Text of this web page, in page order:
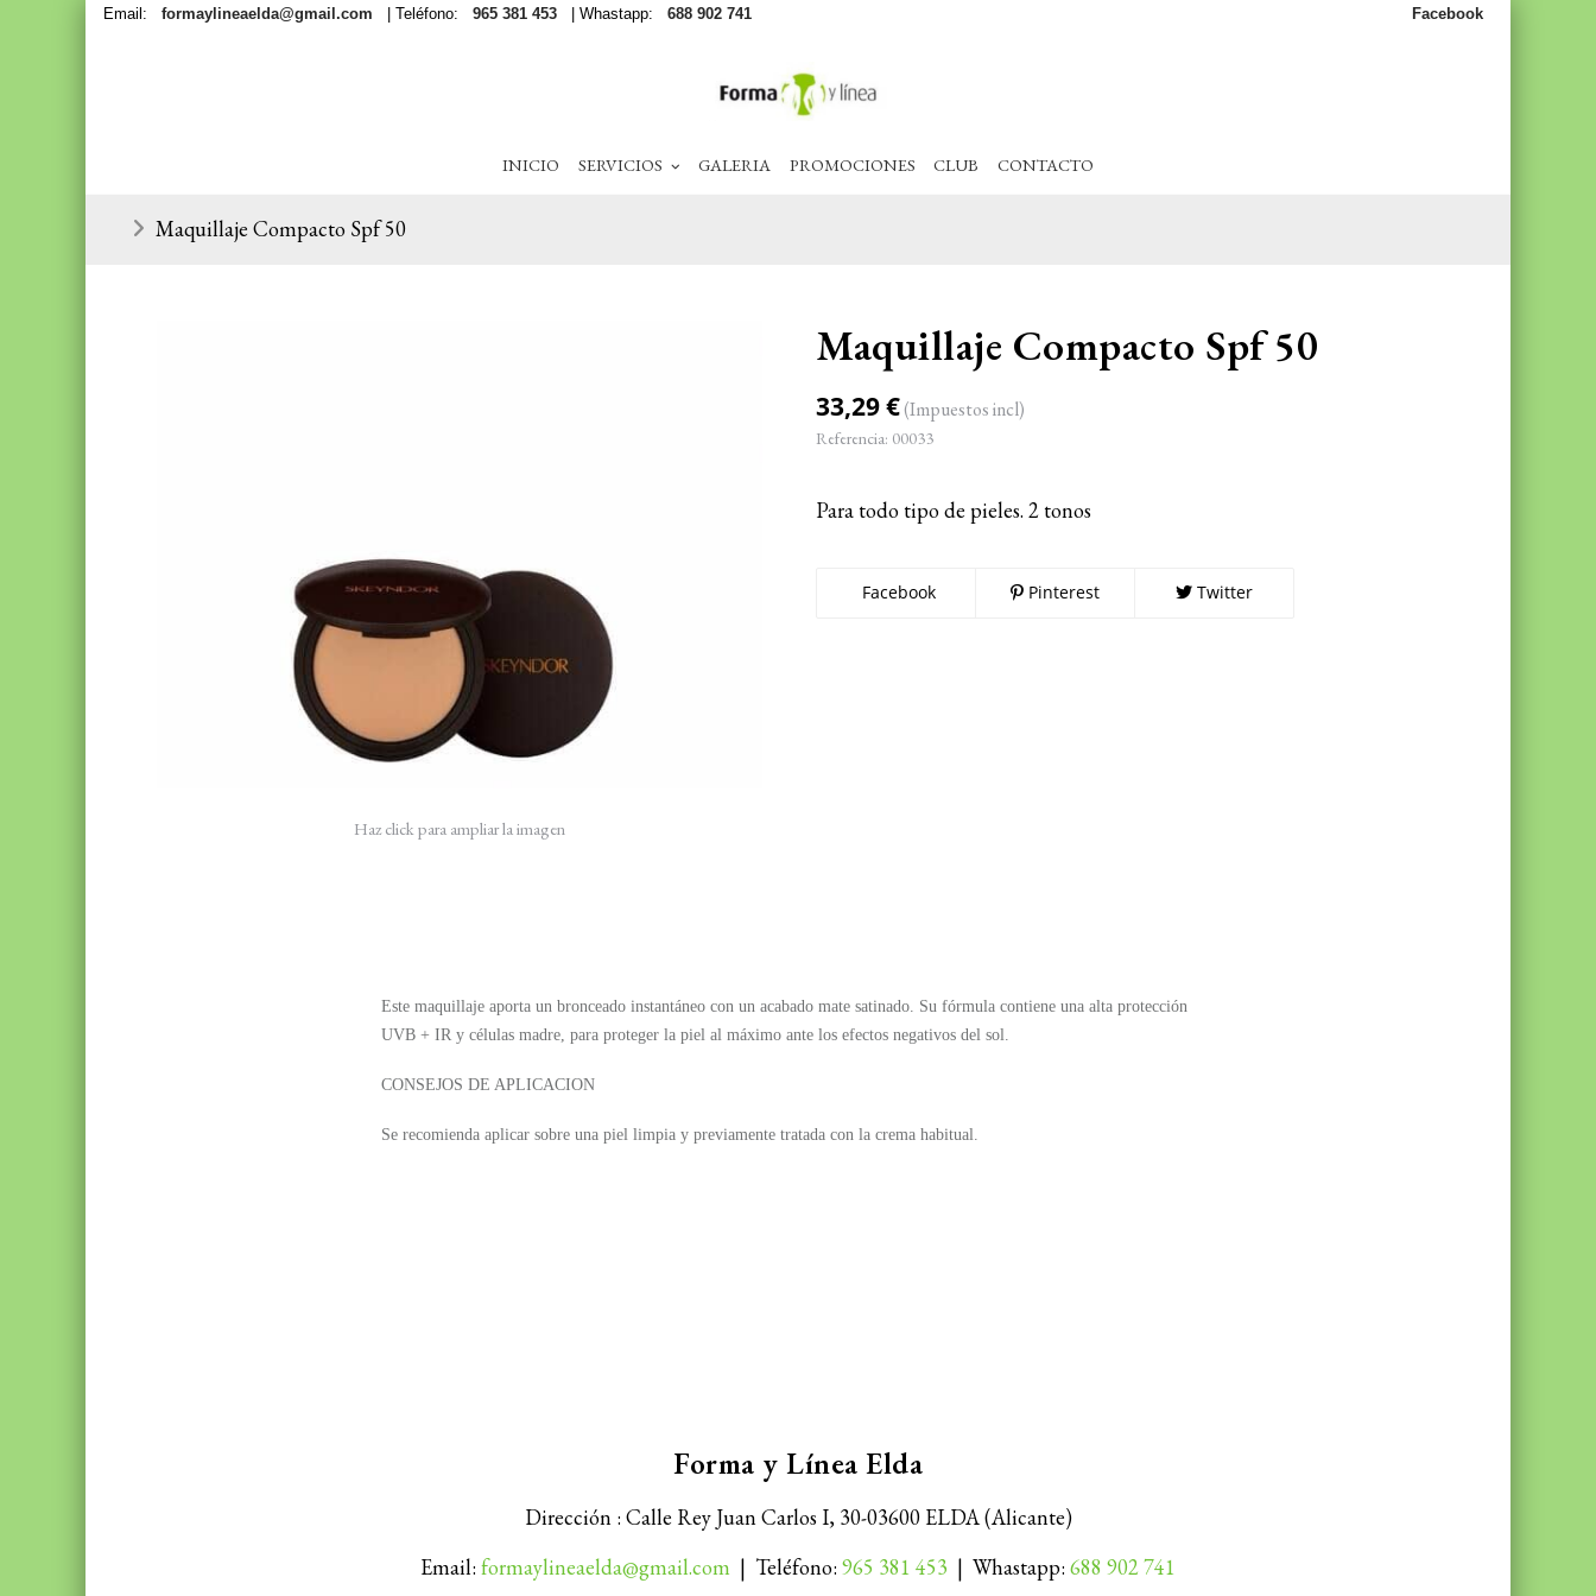
Email: formaylineaelda@gmail.com | Teléfono: 965 381 453 | Whastapp: 688 902 741 Facebook
INICIO SERVICIOS GALERIA PROMOCIONES CLUB CONTACTO
Maquillaje Compacto Spf 50
Haz click para ampliar la imagen
Maquillaje Compacto Spf 50
33,29 €(Impuestos incl)
Referencia: 00033
Para todo tipo de pieles. 2 tonos
Facebook Pinterest Twitter
Este maquillaje aporta un bronceado instantáneo con un acabado mate satinado. Su fórmula contiene una alta protección
UVB + IR y células madre, para proteger la piel al máximo ante los efectos negativos del sol.
CONSEJOS DE APLICACION
Se recomienda aplicar sobre una piel limpia y previamente tratada con la crema habitual.
Forma y Línea Elda
Dirección : Calle Rey Juan Carlos I, 30-03600 ELDA (Alicante)
Email: formaylineaelda@gmail.com | Teléfono: 965 381 453 | Whastapp: 688 902 741